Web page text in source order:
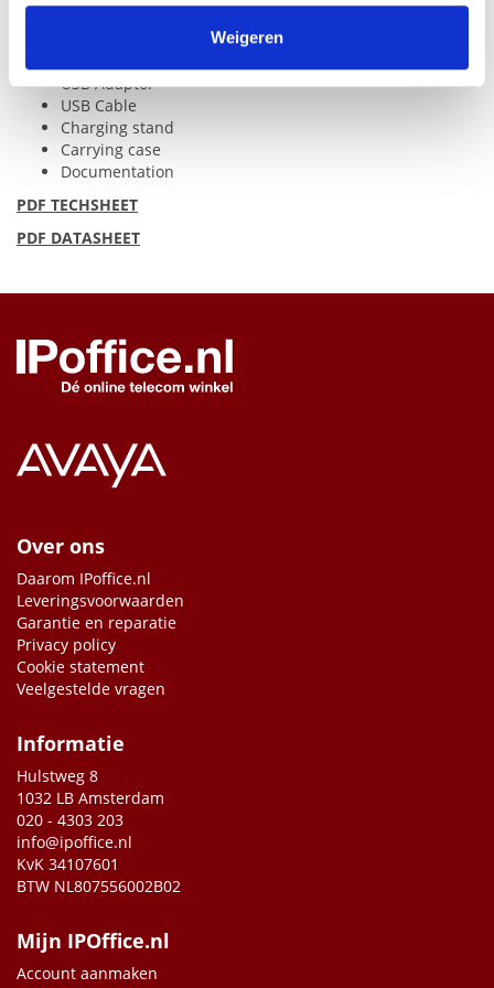
Weigeren
USBAdaptor
USB Cable
Charging stand
Carrying case
Documentation
PDF TECHSHEET
PDF DATASHEET
Over ons
Daarom IPoffice.nl
Leveringsvoorwaarden
Garantie en reparatie
Privacy policy
Cookie statement
Veelgestelde vragen
Informatie
Hulstweg 8
1032 LB Amsterdam
020 - 4303 203
info@ipoffice.nl
KvK 34107601
BTW NL807556002B02
Mijn IPOffice.nl
Account aanmaken